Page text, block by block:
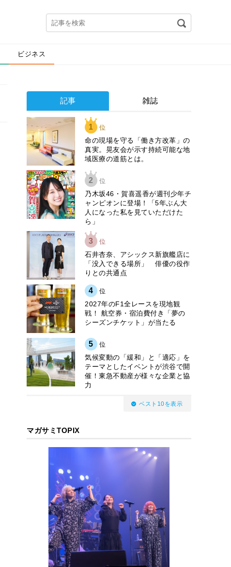
ビジネス
記事 雑誌
1 位
​命の現場を守る「働き方改革」の
真実。晃友会が示す持続可能な地
域医療の道筋とは。
2 位
乃木坂46・賀喜遥香が週刊少年チ
ャンピオンに登場！「5年ぶん大
人になった私を見ていただけた
ら」
3 位
石井杏奈、アシックス新旗艦店に
「没入できる場所」 俳優の役作
りとの共通点
4 位
2027年のF1全レースを現地観
戦！ 航空券・宿泊費付き「夢の
シーズンチケット」が当たる
5 位
気候変動の「緩和」と「適応」を
テーマとしたイベントが渋谷で開
催！東急不動産が様々な企業と協
力
ベスト10を表示
マガサミTOPIX